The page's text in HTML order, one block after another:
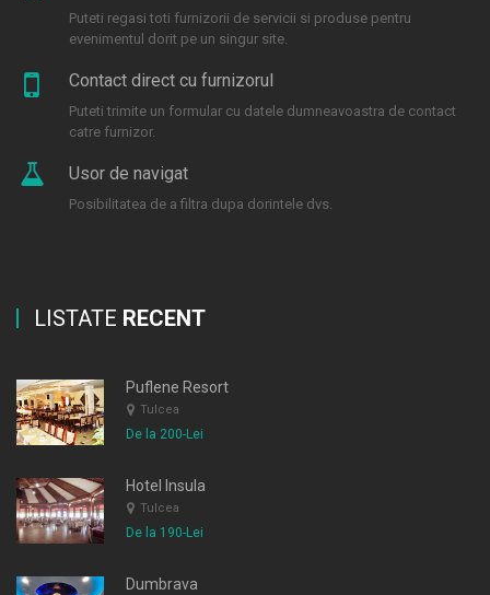
Puteti regasi toti furnizorii de servicii si produse pentru
evenimentul dorit pe un singur site.
Contact direct cu furnizorul
Puteti trimite un formular cu datele dumneavoastra de contact
catre furnizor.
Usor de navigat
Posibilitatea de a filtra dupa dorintele dvs.
LISTATE RECENT
Puflene Resort
Tulcea
De la 200-Lei
Hotel Insula
Tulcea
De la 190-Lei
Dumbrava